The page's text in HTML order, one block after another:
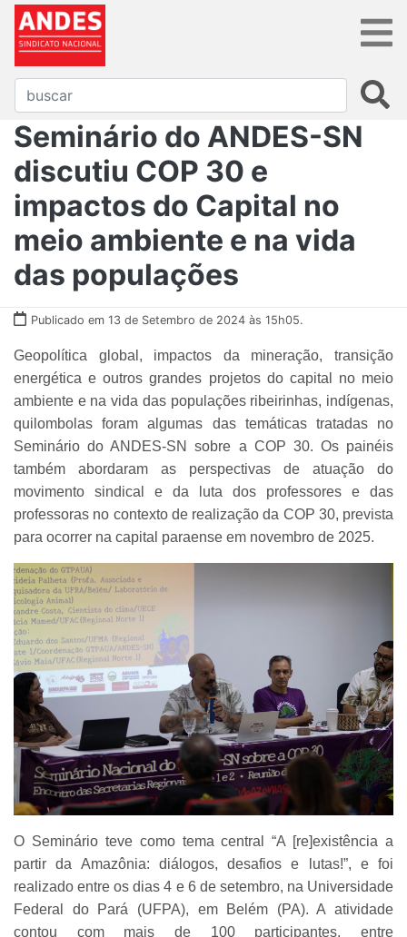
Seminário do ANDES-SN
discutiu COP 30 e
impactos do Capital no
meio ambiente e na vida
das populações
Publicado em 13 de Setembro de 2024 às 15h05.
Geopolítica global, impactos da mineração, transição
energética e outros grandes projetos do capital no meio
ambiente e na vida das populações ribeirinhas, indígenas,
quilombolas foram algumas das temáticas tratadas no
Seminário do ANDES-SN sobre a COP 30. Os painéis
também abordaram as perspectivas de atuação do
movimento sindical e da luta dos professores e das
professoras no contexto de realização da COP 30, prevista
para ocorrer na capital paraense em novembro de 2025.
O Seminário teve como tema central “A [re]existência a
partir da Amazônia: diálogos, desafios e lutas!”, e foi
realizado entre os dias 4 e 6 de setembro, na Universidade
Federal do Pará (UFPA), em Belém (PA). A atividade
contou com mais de 100 participantes, entre